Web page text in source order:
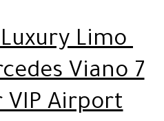
Limo
Viano 7
VIP Airport